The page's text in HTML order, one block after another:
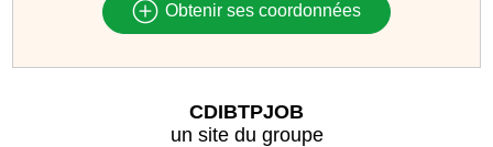
Obtenir ses coordonnées
CDIBTPJOB
un site du groupe